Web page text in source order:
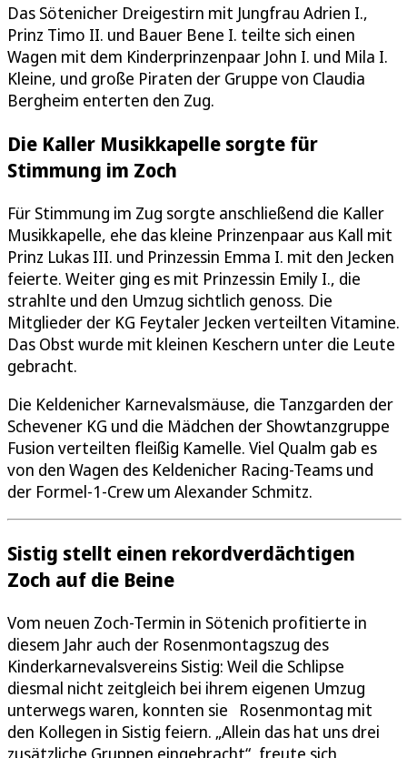
Das Sötenicher Dreigestirn mit Jungfrau Adrien I.,
Prinz Timo II. und Bauer Bene I. teilte sich einen
Wagen mit dem Kinderprinzenpaar John I. und Mila I.
Kleine, und große Piraten der Gruppe von Claudia
Bergheim enterten den Zug.
Die Kaller Musikkapelle sorgte für
Stimmung im Zoch
Für Stimmung im Zug sorgte anschließend die Kaller
Musikkapelle, ehe das kleine Prinzenpaar aus Kall mit
Prinz Lukas III. und Prinzessin Emma I. mit den Jecken
feierte. Weiter ging es mit Prinzessin Emily I., die
strahlte und den Umzug sichtlich genoss. Die
Mitglieder der KG Feytaler Jecken verteilten Vitamine.
Das Obst wurde mit kleinen Keschern unter die Leute
gebracht.
Die Keldenicher Karnevalsmäuse, die Tanzgarden der
Schevener KG und die Mädchen der Showtanzgruppe
Fusion verteilten fleißig Kamelle. Viel Qualm gab es
von den Wagen des Keldenicher Racing-Teams und
der Formel-1-Crew um Alexander Schmitz.
Sistig stellt einen rekordverdächtigen
Zoch auf die Beine
Vom neuen Zoch-Termin in Sötenich profitierte in
diesem Jahr auch der Rosenmontagszug des
Kinderkarnevalsvereins Sistig: Weil die Schlipse
diesmal nicht zeitgleich bei ihrem eigenen Umzug
unterwegs waren, konnten sie Rosenmontag mit
den Kollegen in Sistig feiern. „Allein das hat uns drei
zusätzliche Gruppen eingebracht“, freute sich